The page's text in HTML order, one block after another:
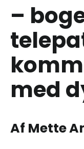
–
med
Af Mette